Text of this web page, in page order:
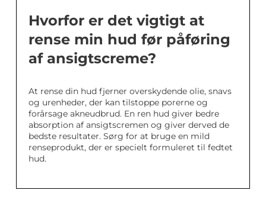
Hvorfor er det vigtigt at
rense min hud før påføring
af ansigtscreme?
At rense din hud fjerner overskydende olie, snavs
og urenheder, der kan tilstoppe porerne og
forårsage akneudbrud. En ren hud giver bedre
absorption af ansigtscremen og giver derved de
bedste resultater. Sørg for at bruge en mild
renseprodukt, der er specielt formuleret til fedtet
hud.